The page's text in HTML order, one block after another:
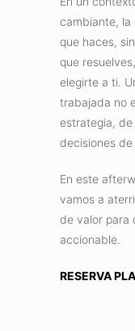
cambiante, la
que haces,
que
elegirte a ti.
trabajada no
estrategia,
decisiones de
En este
vamos a
de valor para
accionable.
RESERVA